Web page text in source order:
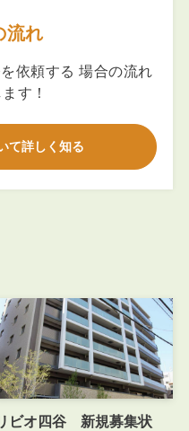
流れ
依頼する 場合の流れ
す！
て詳しく知る
ビオ四谷 新規募集状